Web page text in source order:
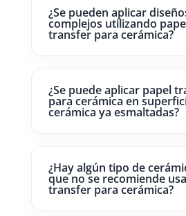
¿Se pueden aplicar
complejos utilizando
transfer para cerámica?
¿Se puede aplicar papel
para cerámica en
cerámica ya esmaltadas?
¿Hay algún tipo de
que no se recomiende
transfer para cerámica?